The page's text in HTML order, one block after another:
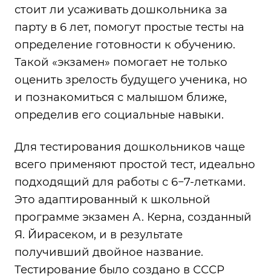
стоит ли усаживать дошкольника за
парту в 6 лет, помогут простые тесты на
определение готовности к обучению.
Такой «экзамен» помогает не только
оценить зрелость будущего ученика, но
и познакомиться с малышом ближе,
определив его социальные навыки.
Для тестирования дошкольников чаще
всего применяют простой тест, идеально
подходящий для работы с 6−7-летками.
Это адаптированный к школьной
программе экзамен А. Керна, созданный
Я. Йирасеком, и в результате
получивший двойное название.
Тестирование было создано в СССР